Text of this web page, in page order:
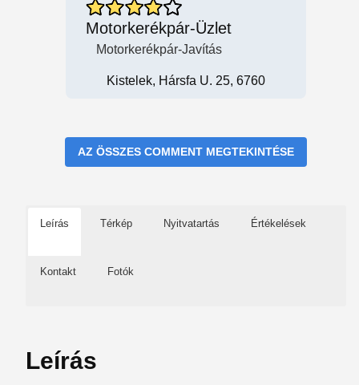
Motorkerékpár-Üzlet
Motorkerékpár-Javítás
Kistelek, Hársfa U. 25, 6760
AZ ÖSSZES COMMENT MEGTEKINTÉSE
Leírás Térkép Nyitvatartás Értékelések
Kontakt Fotók
Leírás